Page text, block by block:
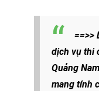
==>>
dịch vụ thi
Quảng
mang tính